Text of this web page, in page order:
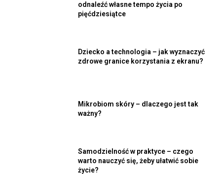
odnaleźć własne tempo życia po
pięćdziesiątce
Dziecko a technologia – jak wyznaczyć
zdrowe granice korzystania z ekranu?
Mikrobiom skóry – dlaczego jest tak
ważny?
Samodzielność w praktyce – czego
warto nauczyć się, żeby ułatwić sobie
życie?